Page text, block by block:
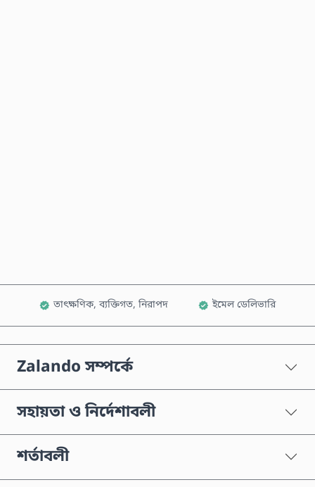
তাৎক্ষণিক, ব্যক্তিগত, নিরাপদ ইমেল ডেলিভারি
Zalando সম্পর্কে
সহায়তা ও নির্দেশাবলী
শর্তাবলী